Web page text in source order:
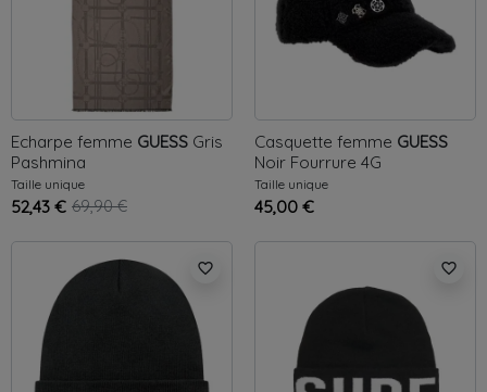
Echarpe femme GUESS Gris
Pashmina
Taille unique
52,43 € 69,90 €
Casquette femme GUESS
Noir Fourrure 4G
Taille unique
45,00 €
favorite_border favorite_border